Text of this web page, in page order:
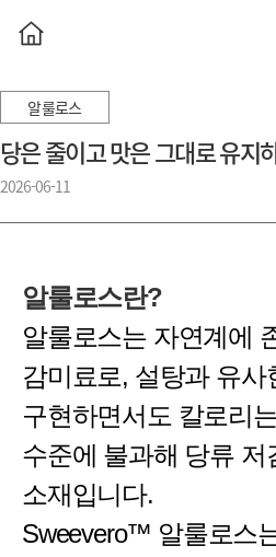
알룰로스
당은 줄이고 맛은 그대로 유지
2026-06-11
알룰로스란?
알룰로스는 자연계에
감미료로, 설탕과 유
구현하면서도 칼로리
수준에 불과해 당류 저
소재입니다.
Sweevero™ 알룰로스